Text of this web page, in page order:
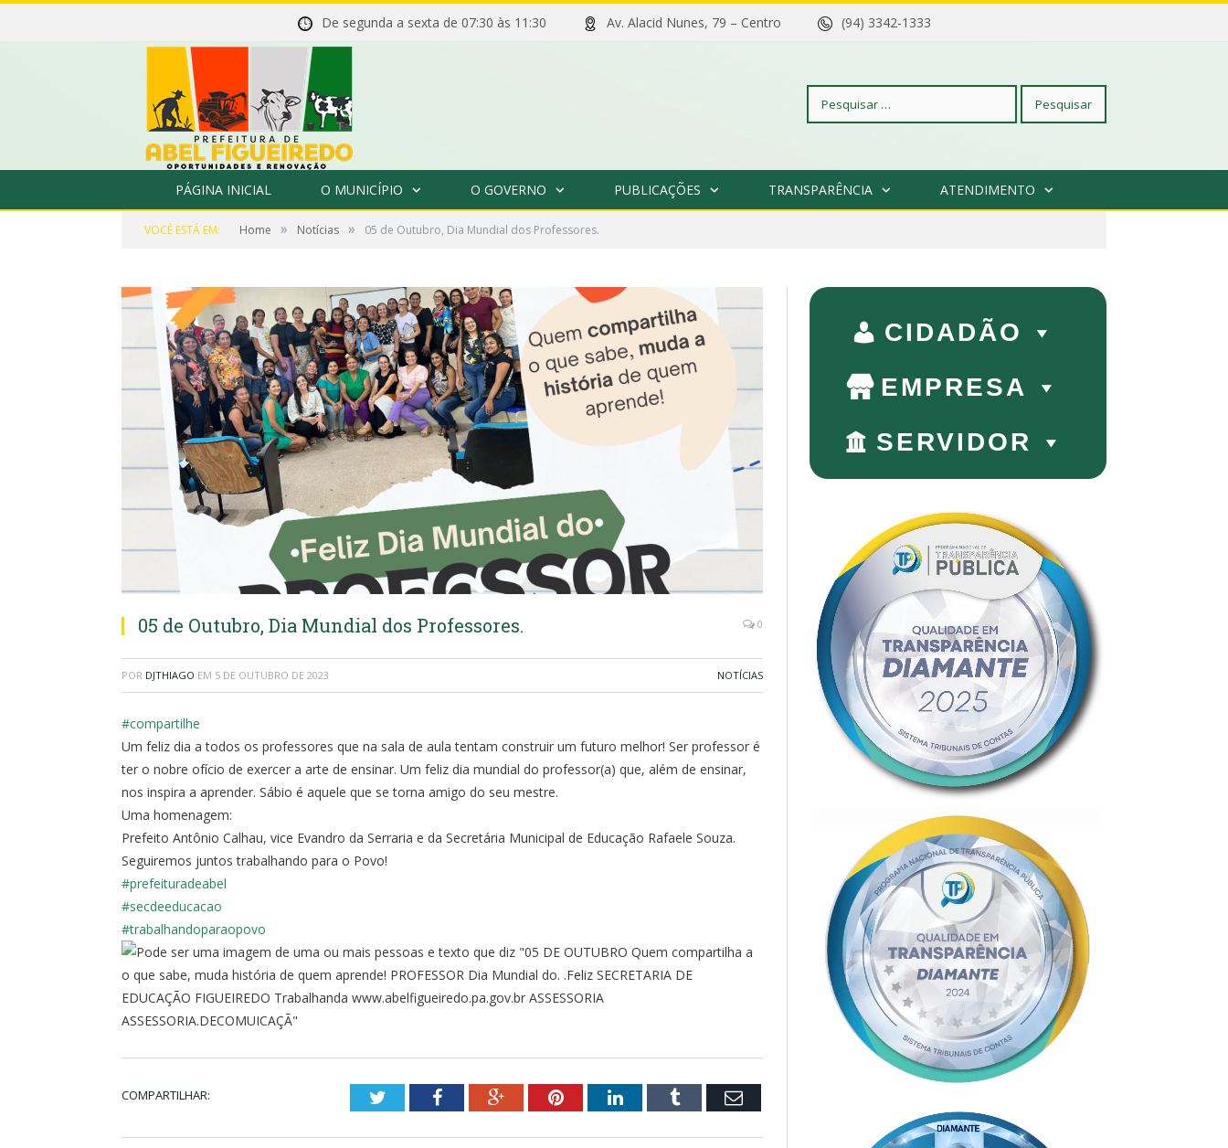
De segunda a sexta de 07:30 às 11:30 Av. Alacid Nunes, 79 – Centro (94) 3342-1333
Pesquisar
PÁGINA INICIAL O MUNICÍPIO O GOVERNO PUBLICAÇÕES TRANSPARÊNCIA ATENDIMENTO
VOCÊ ESTÁ EM: Home » Notícias » 05 de Outubro, Dia Mundial dos Professores.
05 de Outubro, Dia Mundial dos Professores. 0
POR DJTHIAGO EM 5 DE OUTUBRO DE 2023 NOTÍCIAS
#compartilhe
Um feliz dia a todos os professores que na sala de aula tentam construir um futuro melhor! Ser professor é
ter o nobre ofício de exercer a arte de ensinar. Um feliz dia mundial do professor(a) que, além de ensinar,
nos inspira a aprender. Sábio é aquele que se torna amigo do seu mestre.
Uma homenagem:
Prefeito Antônio Calhau, vice Evandro da Serraria e da Secretária Municipal de Educação Rafaele Souza.
Seguiremos juntos trabalhando para o Povo!
#prefeituradeabel
#secdeeducacao
#trabalhandoparaopovo
COMPARTILHAR: TwitterFacebookGoogle+PinterestLinkedInTumblr Email
CIDADÃO
EMPRESA
SERVIDOR